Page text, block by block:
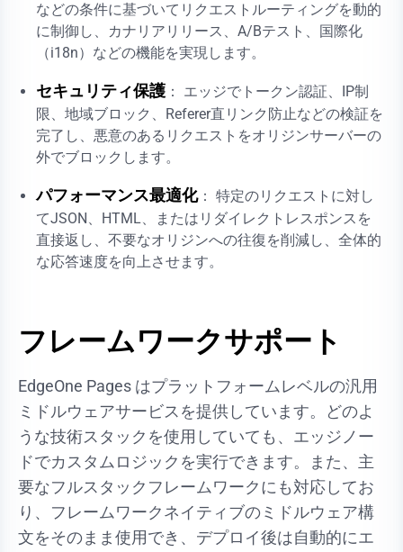
などの条件に基づいてリクエストルーティングを動的
に制御し、カナリアリリース、A/Bテスト、国際化
（i18n）などの機能を実現します。
セキュリティ保護 ： エッジでトークン認証、IP制
限、地域ブロック、Referer直リンク防止などの検証を
完了し、悪意のあるリクエストをオリジンサーバーの
外でブロックします。
パフォーマンス最適化： 特定のリクエストに対し
てJSON、HTML、またはリダイレクトレスポンスを
直接返し、不要なオリジンへの往復を削減し、全体的
な応答速度を向上させます。
フレームワークサポート
EdgeOne Pages はプラットフォームレベルの汎用
ミドルウェアサービスを提供しています。どのよ
うな技術スタックを使用していても、エッジノー
ドでカスタムロジックを実行できます。また、主
要なフルスタックフレームワークにも対応してお
り、フレームワークネイティブのミドルウェア構
文をそのまま使用でき、デプロイ後は自動的にエ